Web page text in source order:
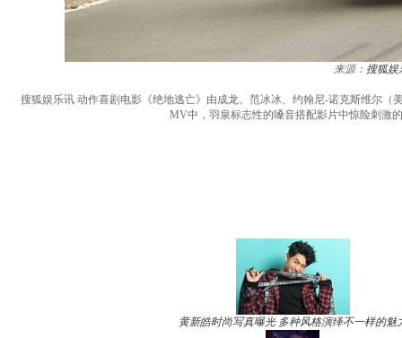
来源： 搜狐娱
搜狐娱乐讯 动作喜剧电影《绝地逃亡》由成龙、范冰冰、约翰尼-诺克斯维尔
MV中，羽泉标志性的嗓音搭配影片中惊险刺激
黄新皓时尚写真曝光 多种风格演绎不一样的魅